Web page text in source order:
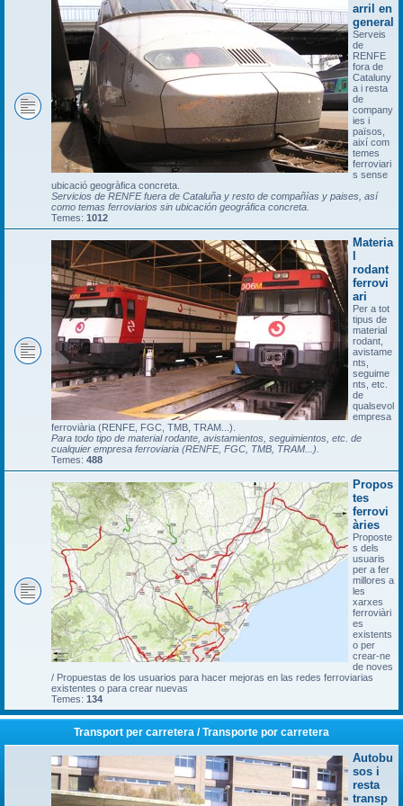
arril en
general
Serveis
de
RENFE
fora de
Cataluny
a i resta
de
company
ies i
països,
així com
temes
ferroviari
s sense
ubicació geogràfica concreta.
Servicios de RENFE fuera de Cataluña y resto de compañías y paises, así
como temas ferroviarios sin ubicación geográfica concreta.
Temes: 1012
Materia
rodant
ferrovi
ari
Per a tot
tipus de
material
rodant,
avistame
nts,
seguime
nts, etc.
de
qualsevol
empresa
ferroviària (RENFE, FGC, TMB, TRAM...).
Para todo tipo de material rodante, avistamientos, seguimientos, etc. de
cualquier empresa ferroviaria (RENFE, FGC, TMB, TRAM...).
Temes: 488
Propos
tes
ferrovi
àries
Proposte
s dels
usuaris
per a fer
millores a
les
xarxes
ferroviàri
es
existents
o per
crear-ne
de noves
/ Propuestas de los usuarios para hacer mejoras en las redes ferroviarias
existentes o para crear nuevas
Temes: 134
Transport per carretera / Transporte por carretera
Autobu
sos i
resta
transp